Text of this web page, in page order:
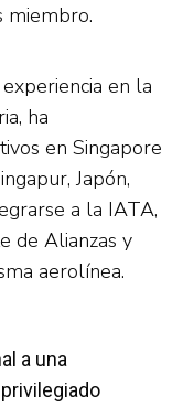
miembro.
en la
ha
en Singapore
Japón,
a la IATA,
de Alianzas y
aerolínea.
a una